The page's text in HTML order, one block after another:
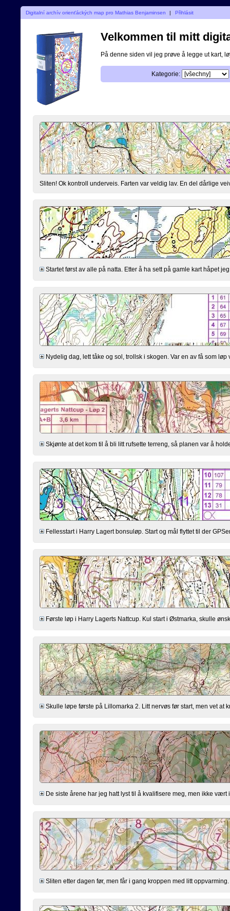
Digitalní archív orienťáckých map pro Mathias Benjaminsen | Přihlásit
Velkommen til mitt
På denne siden vil jeg prøve å legge ut kart,
Kategorie:
Sliten! Ok kontroll underveis. Farten var veldig lav. En del dårlige
Startet først av alle på natta. Etter å ha sett på gamle kart håpet
Nydelig dag, lett tåke og sol, trollsk i skogen. Var en av få som
Skjønte at det kom til å bli litt rufsette terreng, så planen var å
Fellesstart i Harry Lagert bonsuløp. Start og mål flyttet til der
Første løp i Harry Lagerts Nattcup. Kul start i Østmarka, skulle
Skulle løpe første på Lillomarka 2. Litt nervøs før start, men vet at
De siste årene har jeg hatt lyst til å kvalifisere meg, men ikke
Sliten etter dagen før, men får i gang kroppen med litt